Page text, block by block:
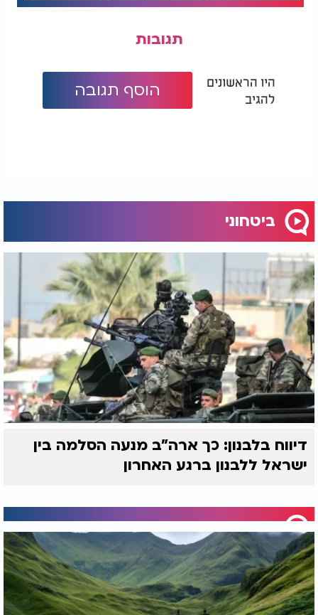
תגובות
היו הראשונים
להגיב
הוסף תגובה
ביטחוני
דיווח בלבנון: כך ארה"ב מנעה הסלמה בין
ישראל ללבנון ברגע האחרון